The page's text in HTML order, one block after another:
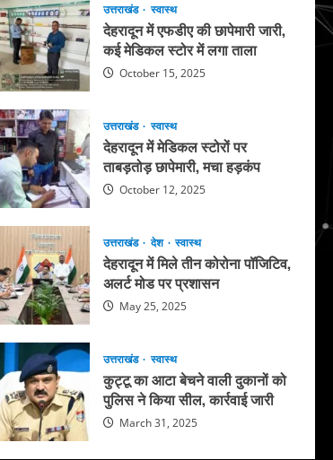
उत्तराखंड स्वास्थ
देहरादून में एफडीए की छापेमारी जारी,
कई मेडिकल स्टोर में लगा ताला
October 15, 2025
उत्तराखंड स्वास्थ
देहरादून में मेडिकल स्टोरों पर
ताबड़तोड़ छापेमारी, मचा हड़कंप
October 12, 2025
उत्तराखंड देश स्वास्थ
देहरादून में मिले तीन कोरोना पॉजिटिव,
अलर्ट मोड पर प्रशासन
May 25, 2025
उत्तराखंड स्वास्थ
कुट्टू का आटा बेचने वाली दुकानों को
पुलिस ने किया सील, कार्रवाई जारी
March 31, 2025